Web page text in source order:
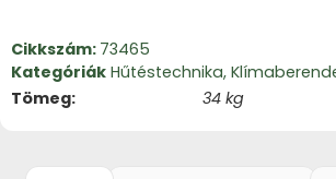
Cikkszám: 73465
Kategóriák Hűtéstechnika,
Tömeg
34 kg